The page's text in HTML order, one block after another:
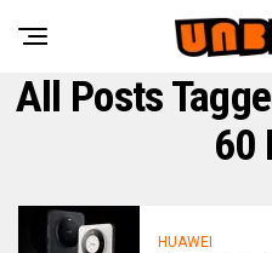
All Posts
60
HUAWEI